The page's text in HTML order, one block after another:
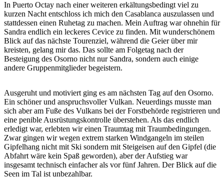
In Puerto Octay nach einer weiteren erkältungsbedingt viel zu
kurzen Nacht entschloss ich mich den Casablanca auszulassen und
stattdessen einen Ruhetag zu machen. Mein Auftrag war ohnehin für
Sandra endlich ein leckeres Cevice zu finden. Mit wunderschönem
Blick auf das nächste Tourenziel, während die Geier über mir
kreisten, gelang mir das. Das sollte am Folgetag nach der
Besteigung des Osorno nicht nur Sandra, sondern auch einige
andere Gruppenmitglieder begeistern.
Ausgeruht und motiviert ging es am nächsten Tag auf den Osorno.
Ein schöner und anspruchsvoller Vulkan. Neuerdings musste man
sich aber am Fuße des Vulkans bei der Forstbehörde registrieren und
eine penible Ausrüstungskontrolle überstehen. Als das endlich
erledigt war, erlebten wir einen Traumtag mit Traumbedingungen.
Zwar gingen wir wegen extrem starken Windgangeln im steilen
Gipfelhang nicht mit Ski sondern mit Steigeisen auf den Gipfel (die
Abfahrt wäre kein Spaß geworden), aber der Aufstieg war
insgesamt technisch einfacher als vor fünf Jahren. Der Blick auf die
Seen im Tal ist unbezahlbar.